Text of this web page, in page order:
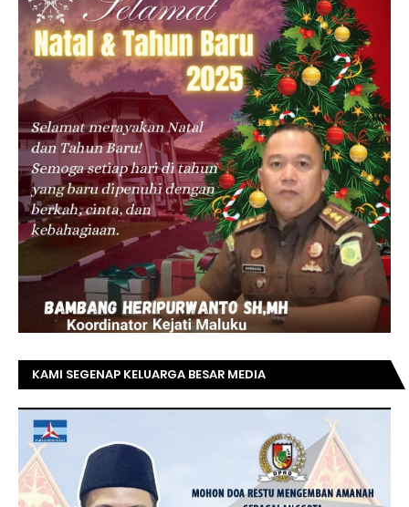
KAMI SEGENAP KELUARGA BESAR MEDIA
BAPAK ACHMAD FAISAL REZ